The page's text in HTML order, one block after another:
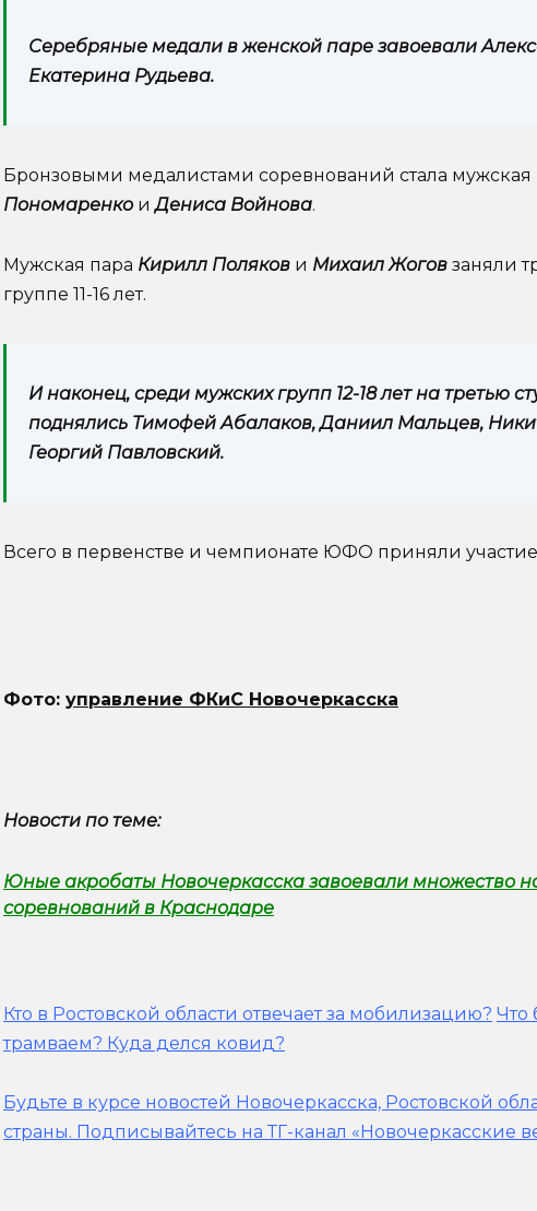
Серебряные медали в женской паре завоевали
Екатерина Рудьева.
Бронзовыми медалистами соревнований стала мужская
ПономаренкоиДениса Войнова.
Мужская пара Кирилл Поляков и Михаил Жогов заняли
группе 11-16 лет.
И наконец, среди мужских групп 12-18 лет на третью
поднялись Тимофей Абалаков, Даниил Мальцев,
Георгий Павловский.
Всего в первенстве и чемпионате ЮФО приняли
Фото: управление ФКиС Новочеркасска
Новости по теме:
Юные акробаты Новочеркасска завоевали множество
соревнований в Краснодаре
Кто в Ростовской области отвечает за мобилизацию? Что
трамваем? Куда делся ковид?
Будьте в курсе новостей Новочеркасска, Ростовской
страны. Подписывайтесь на ТГ-канал «Новочеркасские